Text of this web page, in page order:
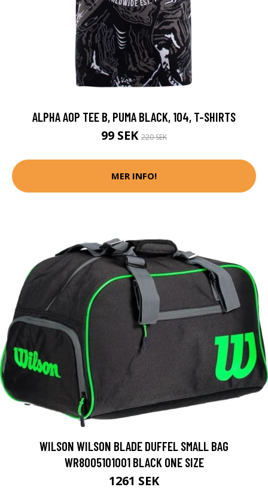
ALPHA AOP TEE B, PUMA BLACK, 104, T-SHIRTS
99 SEK 220 SEK
MER INFO!
WILSON WILSON BLADE DUFFEL SMALL BAG
WR8005101001 BLACK ONE SIZE
1261 SEK